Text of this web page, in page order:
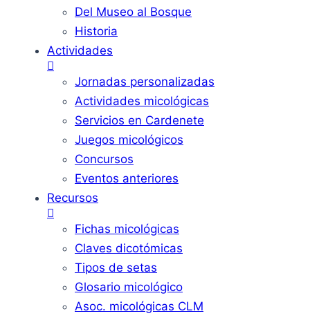
Del Museo al Bosque
Historia
Actividades
Jornadas personalizadas
Actividades micológicas
Servicios en Cardenete
Juegos micológicos
Concursos
Eventos anteriores
Recursos
Fichas micológicas
Claves dicotómicas
Tipos de setas
Glosario micológico
Asoc. micológicas CLM